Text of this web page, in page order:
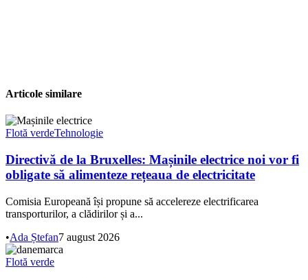
Articole similare
Flotă verdeTehnologie
Directivă de la Bruxelles: Mașinile electrice noi vor fi
obligate să alimenteze rețeaua de electricitate
Comisia Europeană își propune să accelereze electrificarea
transporturilor, a clădirilor și a...
•Ada Ștefan7 august 2026
Flotă verde